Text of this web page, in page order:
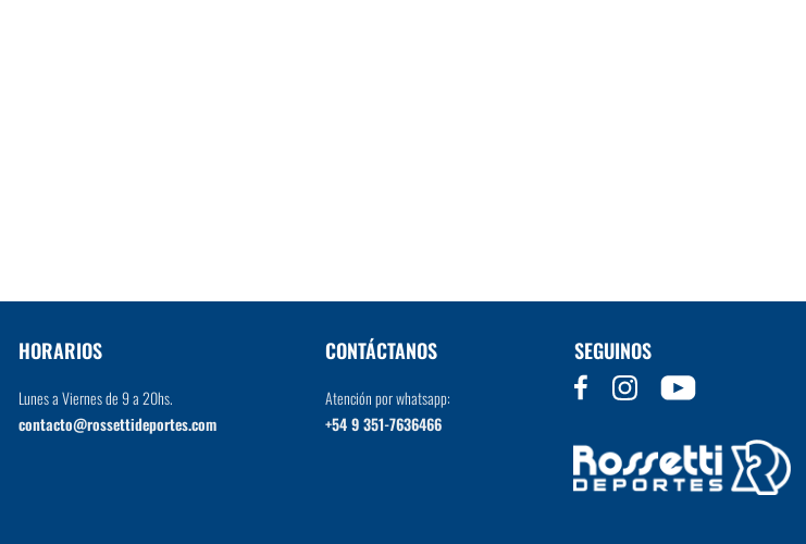
HORARIOS
Lunes a Viernes de 9 a 20hs.
contacto@rossettideportes.com
CONTÁCTANOS
Atención por whatsapp:
+54 9 351-7636466
SEGUINOS